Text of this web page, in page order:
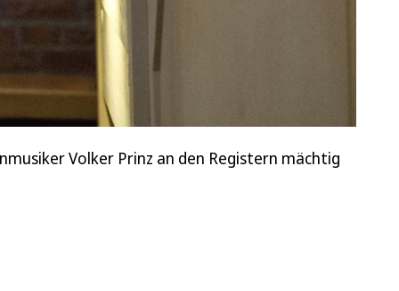
Volker Prinz an den Registern mächtig